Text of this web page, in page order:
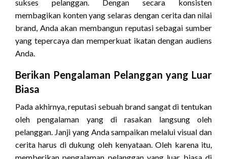
sukses pelanggan. Dengan secara konsisten
membagikan konten yang selaras dengan cerita dan nilai
brand, Anda akan membangun reputasi sebagai sumber
yang tepercaya dan memperkuat ikatan dengan audiens
Anda.
Berikan Pengalaman Pelanggan yang Luar
Biasa
Pada akhirnya, reputasi sebuah brand sangat di tentukan
oleh pengalaman yang di rasakan langsung oleh
pelanggan. Janji yang Anda sampaikan melalui visual dan
cerita harus di dukung oleh kenyataan. Oleh karena itu,
memberikan pengalaman pelanggan yang luar biasa di